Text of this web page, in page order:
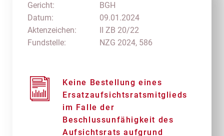
Gericht:
Datum:
Aktenzeichen:
Fundstelle:
BGH
09.01.2024
II ZB 20/22
NZG 2024, 586
Keine Bestellung eines
Ersatzaufsichtsratsmitglieds
im Falle der
Beschlussunfähigkeit des
Aufsichtsrats aufgrund